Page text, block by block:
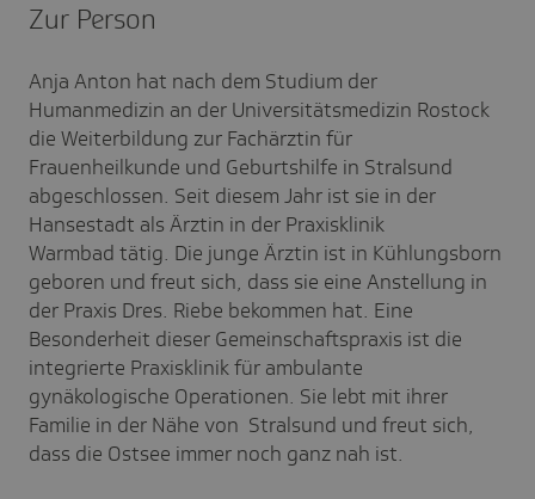
Zur Person
Anja Anton hat nach dem Studium der
Humanmedizin an der Universitätsmedizin Rostock
die Weiterbildung zur Fachärztin für
Frauenheilkunde und Geburtshilfe in Stralsund
abgeschlossen. Seit diesem Jahr ist sie in der
Hansestadt als Ärztin in der Praxisklinik
Warmbad tätig. Die junge Ärztin ist in Kühlungsborn
geboren und freut sich, dass sie eine Anstellung in
der Praxis Dres. Riebe bekommen hat. Eine
Besonderheit dieser Gemeinschaftspraxis ist die
integrierte Praxisklinik für ambulante
gynäkologische Operationen. Sie lebt mit ihrer
Familie in der Nähe von Stralsund und freut sich,
dass die Ostsee immer noch ganz nah ist.